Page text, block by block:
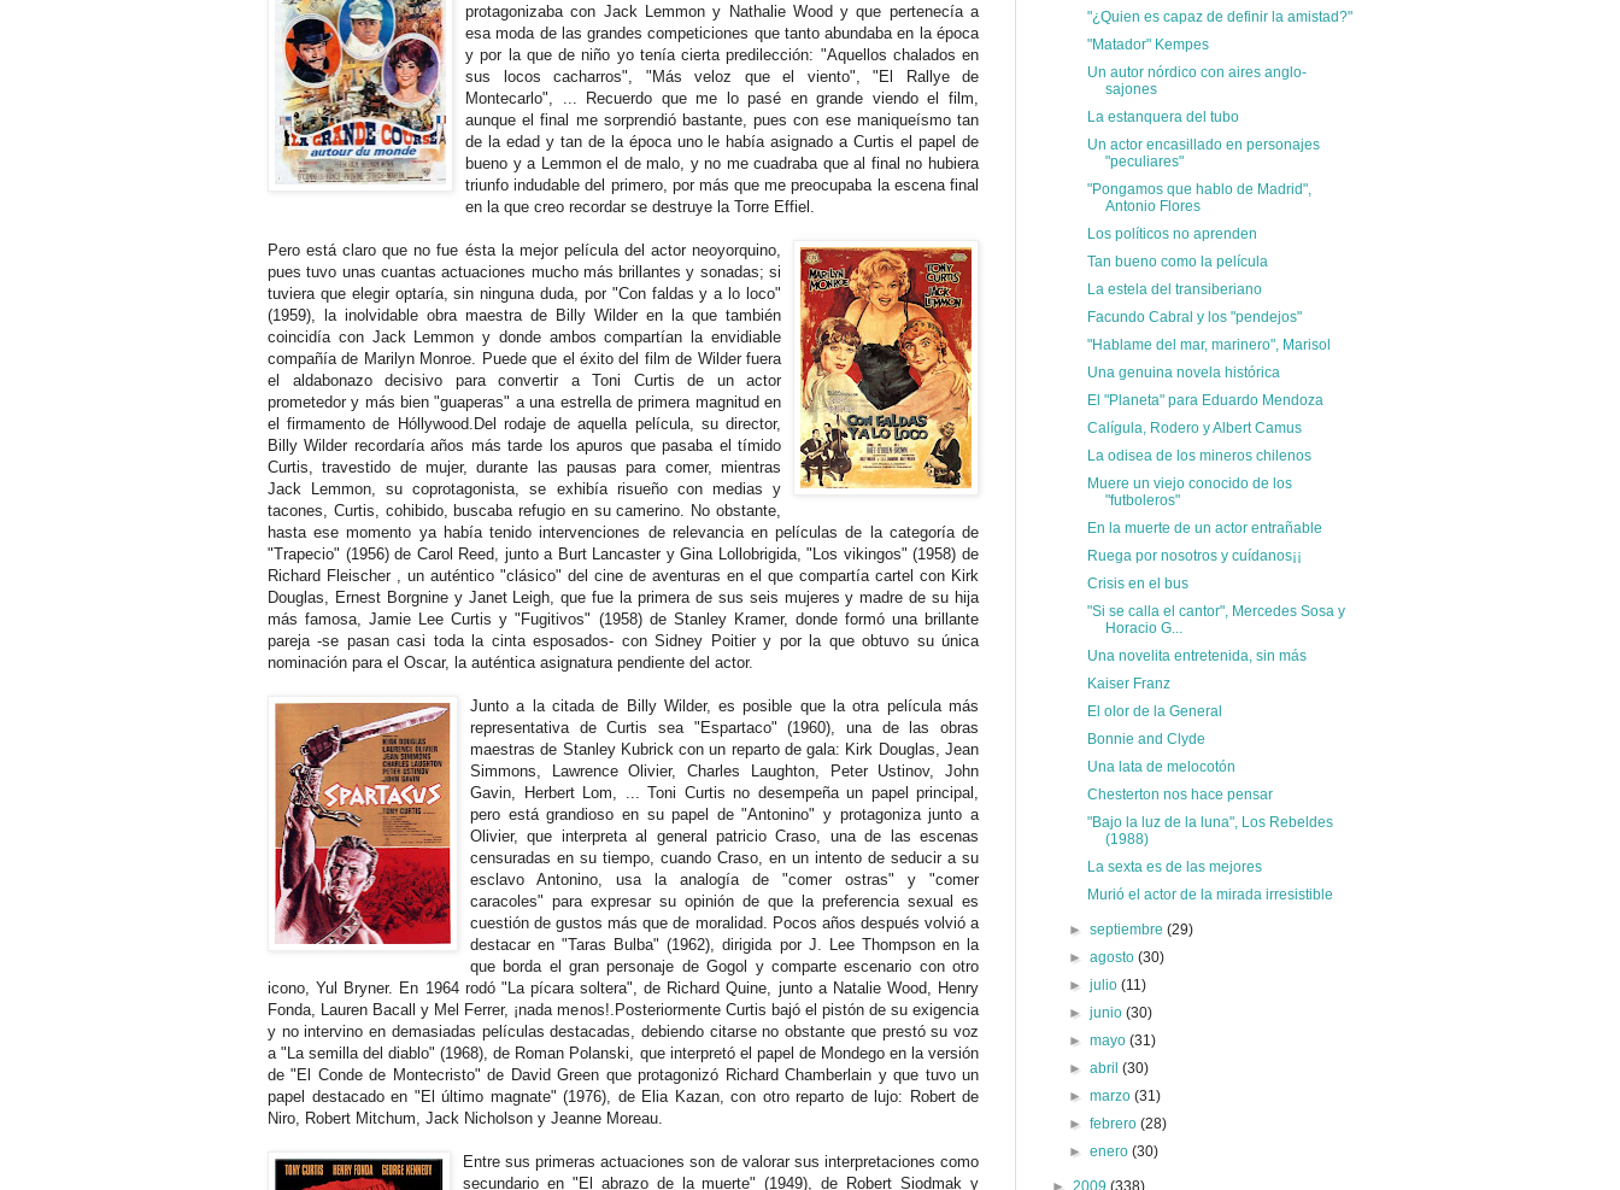
protagonizaba con Jack Lemmon y Nathalie Wood y que pertenecía a
esa moda de las grandes competiciones que tanto abundaba en la época
y por la que de niño yo tenía cierta predilección: "Aquellos chalados en
sus locos cacharros", "Más veloz que el viento", "El Rallye de
Montecarlo", ... Recuerdo que me lo pasé en grande viendo el film,
aunque el final me sorprendió bastante, pues con ese maniqueísmo tan
de la edad y tan de la época uno le había asignado a Curtis el papel de
bueno y a Lemmon el de malo, y no me cuadraba que al final no hubiera
triunfo indudable del primero, por más que me preocupaba la escena final
en la que creo recordar se destruye la Torre Effiel.
Pero está claro que no fue ésta la mejor película del actor neoyorquino,
pues tuvo unas cuantas actuaciones mucho más brillantes y sonadas; si
tuviera que elegir optaría, sin ninguna duda, por "Con faldas y a lo loco"
(1959), la inolvidable obra maestra de Billy Wilder en la que también
coincidía con Jack Lemmon y donde ambos compartían la envidiable
compañía de Marilyn Monroe. Puede que el éxito del film de Wilder fuera
el aldabonazo decisivo para convertir a Toni Curtis de un actor
prometedor y más bien "guaperas" a una estrella de primera magnitud en
el firmamento de Hóllywood.Del rodaje de aquella película, su director,
Billy Wilder recordaría años más tarde los apuros que pasaba el tímido
Curtis, travestido de mujer, durante las pausas para comer, mientras
Jack Lemmon, su coprotagonista, se exhibía risueño con medias y
tacones, Curtis, cohibido, buscaba refugio en su camerino. No obstante,
hasta ese momento ya había tenido intervenciones de relevancia en películas de la categoría de
"Trapecio" (1956) de Carol Reed, junto a Burt Lancaster y Gina Lollobrigida, "Los vikingos" (1958) de
Richard Fleischer , un auténtico "clásico" del cine de aventuras en el que compartía cartel con Kirk
Douglas, Ernest Borgnine y Janet Leigh, que fue la primera de sus seis mujeres y madre de su hija
más famosa, Jamie Lee Curtis y "Fugitivos" (1958) de Stanley Kramer, donde formó una brillante
pareja -se pasan casi toda la cinta esposados- con Sidney Poitier y por la que obtuvo su única
nominación para el Oscar, la auténtica asignatura pendiente del actor.
Junto a la citada de Billy Wilder, es posible que la otra película más
representativa de Curtis sea "Espartaco" (1960), una de las obras
maestras de Stanley Kubrick con un reparto de gala: Kirk Douglas, Jean
Simmons, Lawrence Olivier, Charles Laughton, Peter Ustinov, John
Gavin, Herbert Lom, ... Toni Curtis no desempeña un papel principal,
pero está grandioso en su papel de "Antonino" y protagoniza junto a
Olivier, que interpreta al general patricio Craso, una de las escenas
censuradas en su tiempo, cuando Craso, en un intento de seducir a su
esclavo Antonino, usa la analogía de "comer ostras" y "comer
caracoles" para expresar su opinión de que la preferencia sexual es
cuestión de gustos más que de moralidad. Pocos años después volvió a
destacar en "Taras Bulba" (1962), dirigida por J. Lee Thompson en la
que borda el gran personaje de Gogol y comparte escenario con otro
icono, Yul Bryner. En 1964 rodó "La pícara soltera", de Richard Quine, junto a Natalie Wood, Henry
Fonda, Lauren Bacall y Mel Ferrer, ¡nada menos!.Posteriormente Curtis bajó el pistón de su exigencia
y no intervino en demasiadas películas destacadas, debiendo citarse no obstante que prestó su voz
a "La semilla del diablo" (1968), de Roman Polanski, que interpretó el papel de Mondego en la versión
de "El Conde de Montecristo" de David Green que protagonizó Richard Chamberlain y que tuvo un
papel destacado en "El último magnate" (1976), de Elia Kazan, con otro reparto de lujo: Robert de
Niro, Robert Mitchum, Jack Nicholson y Jeanne Moreau.
Entre sus primeras actuaciones son de valorar sus interpretaciones como
secundario en "El abrazo de la muerte" (1949), de Robert Siodmak y
"¿Quien es capaz de definir la amistad?"
"Matador" Kempes
Un autor nórdico con aires anglo-
sajones
La estanquera del tubo
Un actor encasillado en personajes
"peculiares"
"Pongamos que hablo de Madrid",
Antonio Flores
Los políticos no aprenden
Tan bueno como la película
La estela del transiberiano
Facundo Cabral y los "pendejos"
"Hablame del mar, marinero", Marisol
Una genuina novela histórica
El "Planeta" para Eduardo Mendoza
Calígula, Rodero y Albert Camus
La odisea de los mineros chilenos
Muere un viejo conocido de los
"futboleros"
En la muerte de un actor entrañable
Ruega por nosotros y cuídanos¡¡
Crisis en el bus
"Si se calla el cantor", Mercedes Sosa y
Horacio G...
Una novelita entretenida, sin más
Kaiser Franz
El olor de la General
Bonnie and Clyde
Una lata de melocotón
Chesterton nos hace pensar
"Bajo la luz de la luna", Los Rebeldes
(1988)
La sexta es de las mejores
Murió el actor de la mirada irresistible
►septiembre(29)
►agosto(30)
►julio(11)
►junio(30)
►mayo(31)
►abril(30)
►marzo(31)
►febrero(28)
►enero(30)
► 2009 (338)